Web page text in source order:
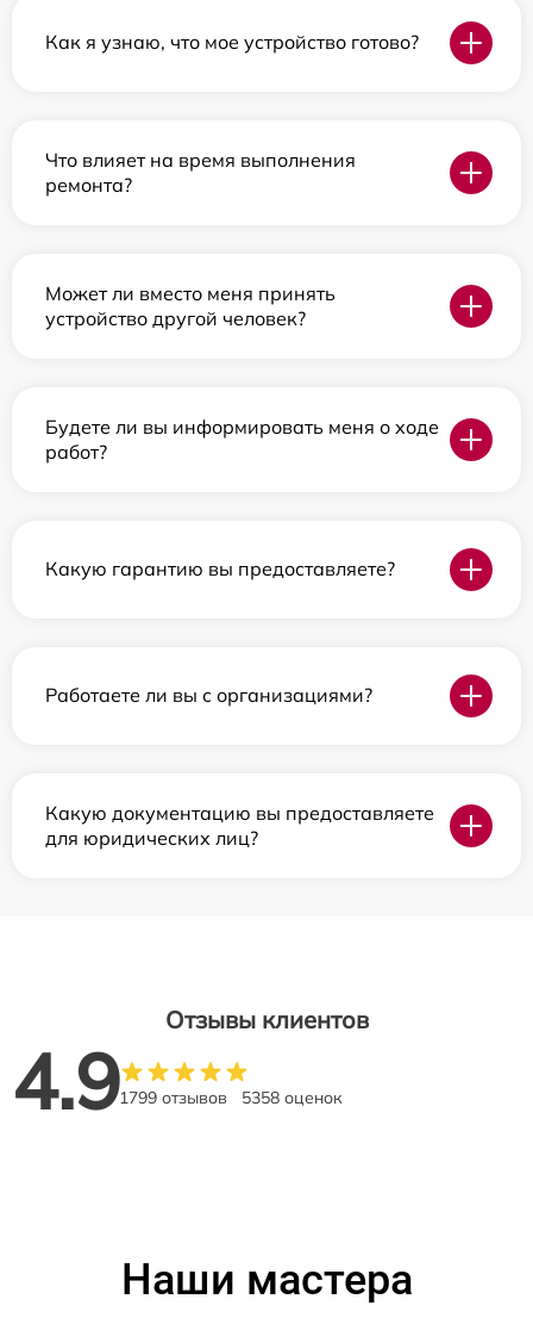
Как я узнаю, что мое устройство готово?
Что влияет на время выполнения
ремонта?
Может ли вместо меня принять
устройство другой человек?
Будете ли вы информировать меня о ходе
работ?
Какую гарантию вы предоставляете?
Работаете ли вы с организациями?
Какую документацию вы предоставляете
для юридических лиц?
Отзывы клиентов
4.91799 отзывов 5358 оценок
Наши мастера